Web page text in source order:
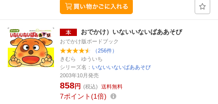
おでかけ）いないいないばああそび
おでかけ版ボードブック
（256件）
きむら ゆういち
シリーズ名： いないいないばああそび
2003年10月発売
858円 (税込) 送料無料
7ポイント 1倍